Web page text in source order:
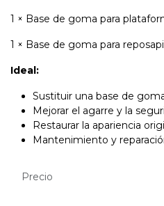
1 × Base de goma para
1 × Base de goma para
Ideal:
Sustituir una base de
Mejorar el agarre y la
Restaurar la apariencia
Mantenimiento y
Precio